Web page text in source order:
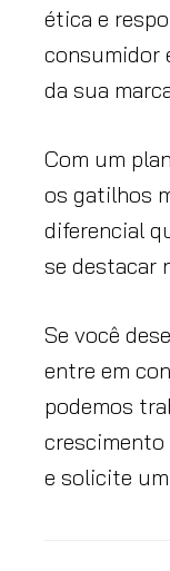
ética e
consumidor
da sua
Com um
os gatilhos
diferencial
se destacar
Se você
entre em
podemos
crescimento
e solicite